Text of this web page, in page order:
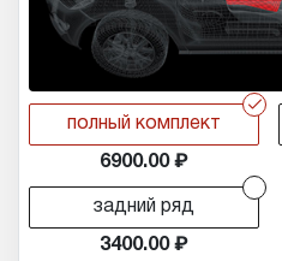
r
полный комплект
6900.00
задний ряд
3400.00